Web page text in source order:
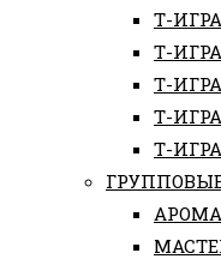
Т-
Т-
Т-
Т-
Т-